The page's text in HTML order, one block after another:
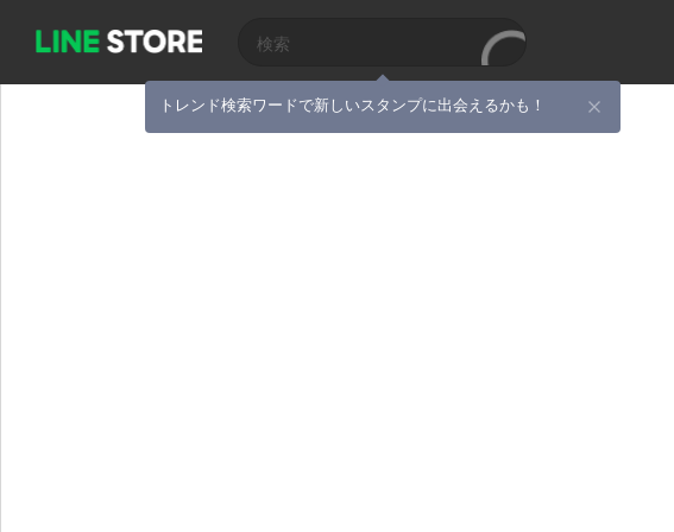
トレンド検索ワードで新しいスタンプに出会えるかも！